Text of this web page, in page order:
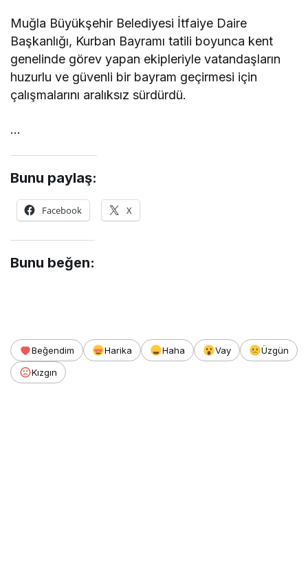
Muğla Büyükşehir Belediyesi İtfaiye Daire
Başkanlığı, Kurban Bayramı tatili boyunca kent
genelinde görev yapan ekipleriyle vatandaşların
huzurlu ve güvenli bir bayram geçirmesi için
çalışmalarını aralıksız sürdürdü.
…
Bunu paylaş:
Facebook X
Bunu beğen:
Beğendim Harika Haha Vay
Üzgün
Kızgın